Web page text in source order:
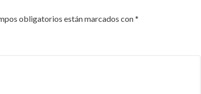
obligatorios están marcados con*